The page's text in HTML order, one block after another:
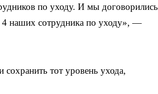
по уходу. И мы договорились
4 наших сотрудника по уходу», —
тот уровень ухода,